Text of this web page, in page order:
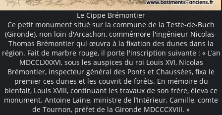
Le Cippe Brémontier
Ce petit monument situé sur la commune de la Teste-de-Buch
(Gironde), non loin d'Arcachon, commémore l'ingénieur Nicolas-
Thomas Brémontier qui œuvra à la fixation des dunes dans la
région. Fait de marbre rouge, il porte l'inscription suivante : « L’an
MDCCLXXXVI, sous les auspices du roi Louis XVI, Nicolas
Brémontier, inspecteur général des Ponts et Chaussées, fixa le
premier ces dunes et les couvrit de forêts. En mémoire du
bienfait, Louis XVIII, continuant les travaux de son frère, éleva ce
monument. Antoine Laine, ministre de l’Intérieur, Camille, comte
de Tournon, préfet de la Gironde MDCCCXVIII. »